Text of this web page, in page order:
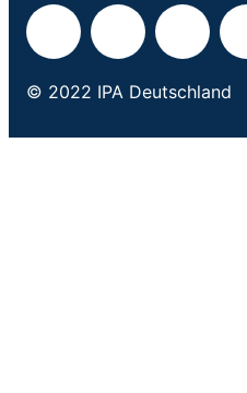
© 2022 IPA Deutschland